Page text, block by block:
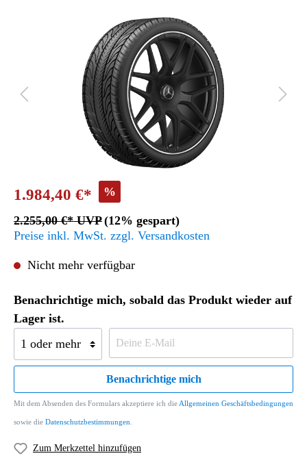
1.984,40 €* %
2.255,00 €* UVP(12% gespart)
Preise inkl. MwSt. zzgl. Versandkosten
Nicht mehr verfügbar
Benachrichtige mich, sobald das Produkt wieder auf
Lager ist.
Benachrichtige mich
Mit dem Absenden des Formulars akzeptiere ich die Allgemeinen Geschäftsbedingungen
sowie die Datenschutzbestimmungen
Zum Merkzettel hinzufügen